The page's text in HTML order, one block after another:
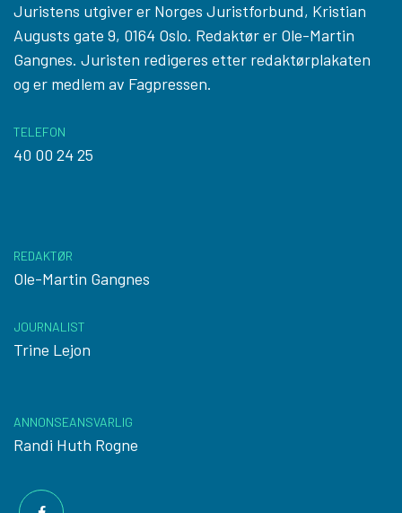
Juristens utgiver er Norges Juristforbund, Kristian
Augusts gate 9, 0164 Oslo. Redaktør er Ole-Martin
Gangnes. Juristen redigeres etter redaktørplakaten
og er medlem av Fagpressen.
TELEFON
40 00 24 25
REDAKTØR
Ole-Martin Gangnes
JOURNALIST
Trine Lejon
ANNONSEANSVARLIG
Randi Huth Rogne